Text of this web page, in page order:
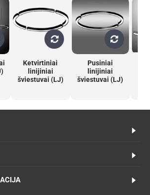
Ketvirtiniai
linijiniai
šviestuvai (LJ)
Pusiniai
linijiniai
šviestuvai (LJ)